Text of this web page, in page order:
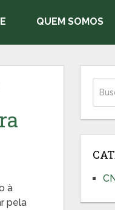
QUEM SOMOS
à
pela